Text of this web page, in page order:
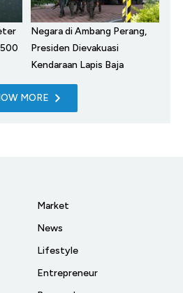
Negara di Ambang Perang,
Presiden Dievakuasi
Kendaraan Lapis Baja
MORE
Market
News
Lifestyle
Entrepreneur